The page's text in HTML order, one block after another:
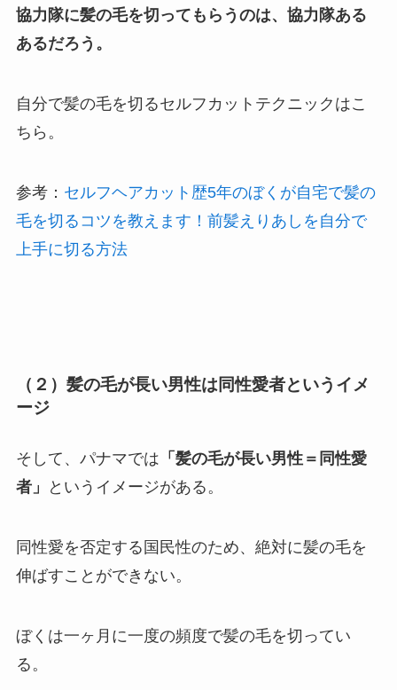
協力隊に髪の毛を切ってもらうのは、協力隊ある
あるだろう。
自分で髪の毛を切るセルフカットテクニックはこ
ちら。
参考： セルフヘアカット歴5年のぼくが自宅で髪の
毛を切るコツを教えます！前髪えりあしを自分で
上手に切る方法
（２）髪の毛が長い男性は同性愛者というイメ
ージ
そして、パナマでは 「髪の毛が長い男性＝同性愛
者」
というイメージがある。
同性愛を否定する国民性のため、絶対に髪の毛を
伸ばすことができない。
ぼくは一ヶ月に一度の頻度で髪の毛を切ってい
る。